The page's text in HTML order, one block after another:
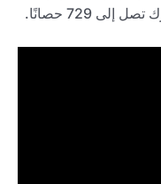
729 حصانًا.